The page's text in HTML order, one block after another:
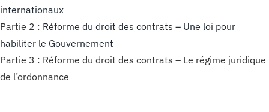
internationaux
Partie 2 : Réforme du droit des contrats – Une loi pour
habiliter le Gouvernement
Partie 3 : Réforme du droit des contrats – Le régime juridique
de l’ordonnance